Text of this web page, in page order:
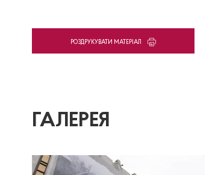
PОЗДРУКУВАТИ МАТЕРІАЛ
ГАЛЕРЕЯ